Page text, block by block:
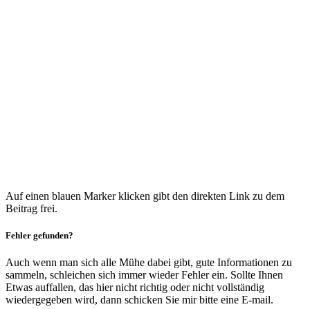
Auf einen blauen Marker klicken gibt den direkten Link zu dem
Beitrag frei.
Fehler gefunden?
Auch wenn man sich alle Mühe dabei gibt, gute Informationen zu
sammeln, schleichen sich immer wieder Fehler ein. Sollte Ihnen
Etwas auffallen, das hier nicht richtig oder nicht vollständig
wiedergegeben wird, dann schicken Sie mir bitte eine E-mail.